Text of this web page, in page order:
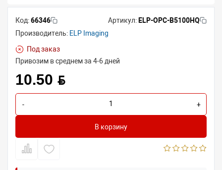
Код:66346 Артикул: ELP-OPC-B5100HQ
Производитель: ELP Imaging
Под заказ
Привозим в среднем за 4-6 дней
10.50 BYN
- +
В корзину